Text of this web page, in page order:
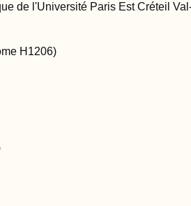
de l'Université Paris Est Créteil
H1206)